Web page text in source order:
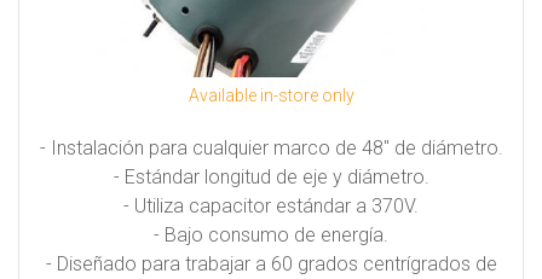
Available in-store only
- Instalación para cualquier marco de 48" de diámetro.
- Estándar longitud de eje y diámetro.
- Utiliza capacitor estándar a 370V.
- Bajo consumo de energía.
- Diseñado para trabajar a 60 grados centrígrados de